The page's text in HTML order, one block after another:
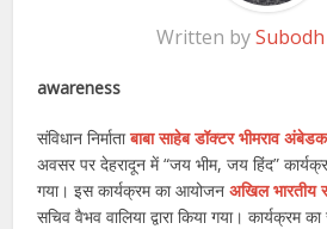
Written by
awareness
संविधान निर्माताबाबा साहेब डॉक्टर भीमराव
अवसर पर देहरादून में “जय भीम, जय हिंद”
गया। इस कार्यक्रम का आयोजनअखिल भारतीय
सचिव वैभव वालिया द्वारा किया गया। कार्यक्रम